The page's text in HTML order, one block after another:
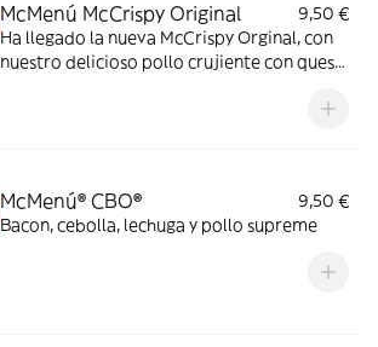
McMenú McCrispy Original
9,50 €
Ha llegado la nueva McCrispy Orginal, con
nuestro delicioso pollo crujiente con queso
original, crujiente lechuga y tomate fresco.
McMenú® CBO®
9,50 €
Bacon, cebolla, lechuga y pollo supreme